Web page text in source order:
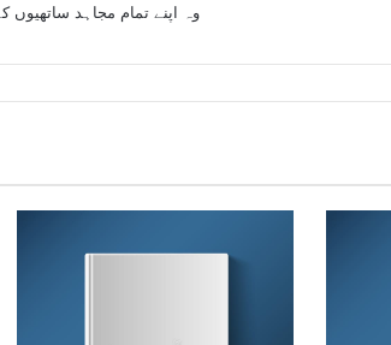
وہ اپنے تمام مجاہد ساتھیوں